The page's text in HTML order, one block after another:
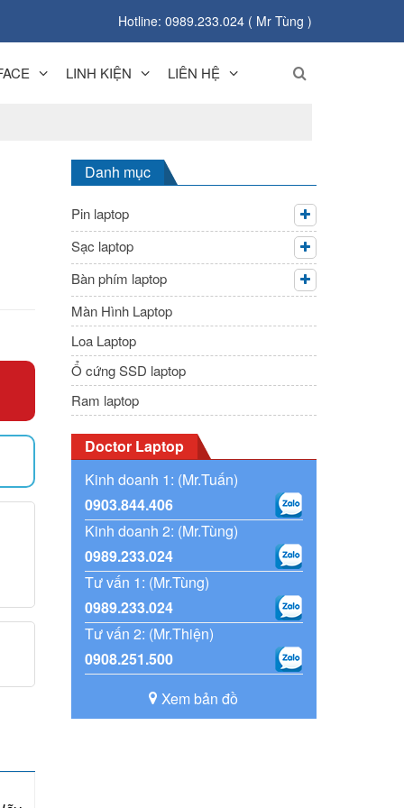
Hotline: 0989.233.024 ( Mr Tùng )
LINH KIỆN LIÊN HỆ
Danh mục
Pin laptop
Sạc laptop
Bàn phím laptop
Màn Hình Laptop
Loa Laptop
Ổ cứng SSD laptop
Ram laptop
Doctor Laptop
Kinh doanh 1: (Mr.Tuấn)
0903.844.406
Kinh doanh 2: (Mr.Tùng)
0989.233.024
Tư vấn 1: (Mr.Tùng)
0989.233.024
Tư vấn 2: (Mr.Thiện)
0908.251.500
Xem bản đồ